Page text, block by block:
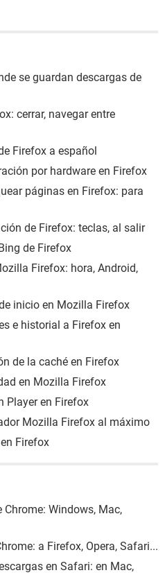
se guardan descargas de
cerrar, navegar entre
Firefox a español
por hardware en Firefox
páginas en Firefox: para
de Firefox: teclas, al salir
de Firefox
Firefox: hora, Android,
inicio en Mozilla Firefox
e historial a Firefox en
de la caché en Firefox
en Mozilla Firefox
Player en Firefox
Mozilla Firefox al máximo
Firefox
Windows, Mac,
a Firefox, Opera, Safari...
en Safari: en Mac,